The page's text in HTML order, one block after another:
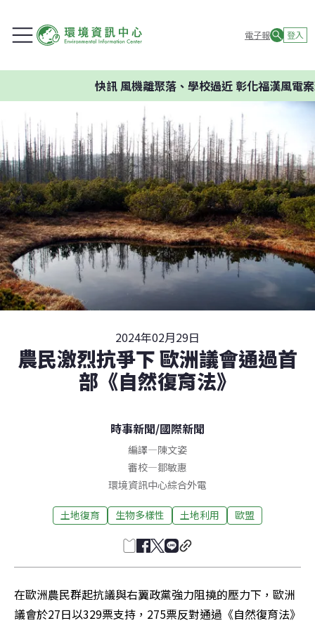
電子報 登入
快訊風機離聚落、學校過近 彰化福漢風電案環
2024年02月29日
農民激烈抗爭下 歐洲議會通過首
部《自然復育法》
時事新聞/國際新聞
編譯—陳文姿
審校—鄒敏惠
環境資訊中心綜合外電
土地復育 生物多樣性 土地利用 歐盟
在歐洲農民群起抗議與右翼政黨強力阻撓的壓力下，歐洲
議會於27日以329票支持，275票反對通過《自然復育法》